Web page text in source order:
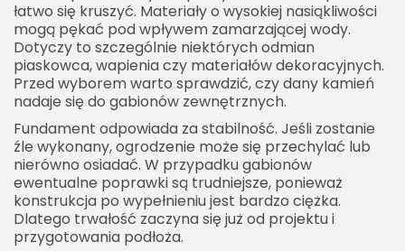
łatwo się kruszyć. Materiały o wysokiej nasiąkliwości
mogą pękać pod wpływem zamarzającej wody.
Dotyczy to szczególnie niektórych odmian
piaskowca, wapienia czy materiałów dekoracyjnych.
Przed wyborem warto sprawdzić, czy dany kamień
nadaje się do gabionów zewnętrznych.
Fundament odpowiada za stabilność. Jeśli zostanie
źle wykonany, ogrodzenie może się przechylać lub
nierówno osiadać. W przypadku gabionów
ewentualne poprawki są trudniejsze, ponieważ
konstrukcja po wypełnieniu jest bardzo ciężka.
Dlatego trwałość zaczyna się już od projektu i
przygotowania podłoża.